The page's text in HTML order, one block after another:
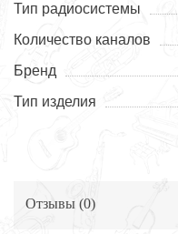
Тип радиосистемы
Количество каналов
Бренд
Тип изделия
Отзывы (0)